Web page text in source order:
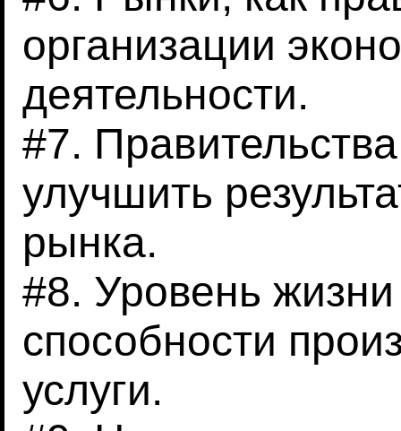
организации
деятельности.
#7.
улучшить
рынка.
#8. Уровень
способности
услуги.